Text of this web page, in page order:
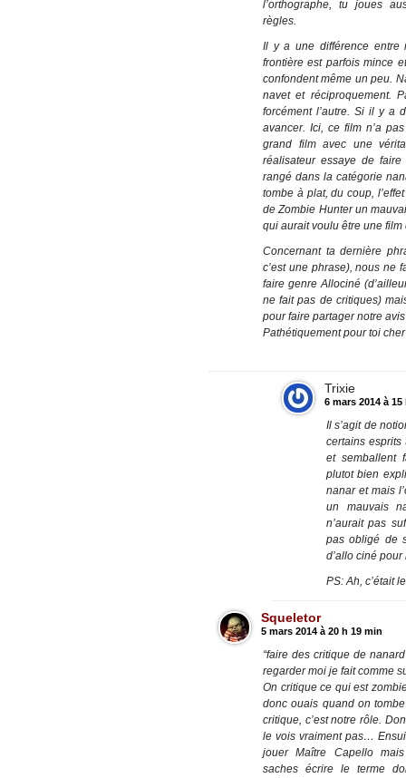
l’orthographe, tu joues
règles.
Il y a une différence entre
frontière est parfois mince
confondent même un peu.
navet et réciproquement.
forcément l’autre. Si il y a
avancer. Ici, ce film n’a
grand film avec une
réalisateur essaye de faire
rangé dans la catégorie
tombe à plat, du coup,
de Zombie Hunter un
qui aurait voulu être une film
Concernant ta dernière
c’est une phrase), nous ne
faire genre Allociné
ne fait pas de critiques)
pour faire partager notre
Pathétiquement pour toi
Trixie
6 mars 2014 à
Il s’agit de
certains esprits
et semballent
plutot bien
nanar et mais
un mauvais
n’aurait pas
pas obligé de
d’allo ciné pour
PS: Ah, c’était
Squeletor
5 mars 2014 à 20 h 19 min
“faire des critique de
regarder moi je fait comme
On critique ce qui est
donc ouais quand on
critique, c’est notre rôle.
le vois vraiment pas…
jouer Maître Capello
saches écrire le terme